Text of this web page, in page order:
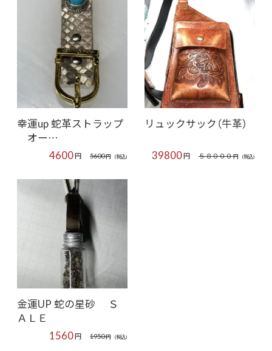
幸運up 蛇革ストラップ
オー…
5600円 (税込)
4600円
リュックサック（牛革）
５８０００円 (税込)
39800円
金運UP 蛇の星砂 Ｓ
ＡＬＥ
1950円 (税込)
1560円